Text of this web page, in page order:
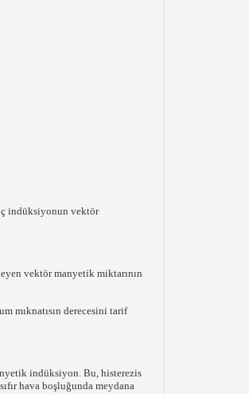
indüksiyonun vektör
vektör manyetik miktarının
mıknatısın derecesini tarif
indüksiyon. Bu, histerezis
hava boşluğunda meydana